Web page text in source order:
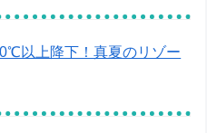
以上降下！真夏のリゾー